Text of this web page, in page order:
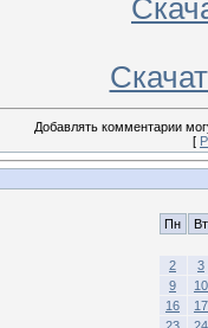
Добавлять комментарии
[
Пн Вт
2
3
9
10
16
17